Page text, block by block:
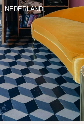
, NEDERLAND,